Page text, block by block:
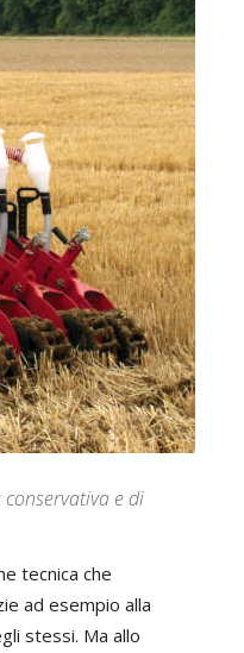
e di
tecnica che
ad esempio alla
stessi. Ma allo